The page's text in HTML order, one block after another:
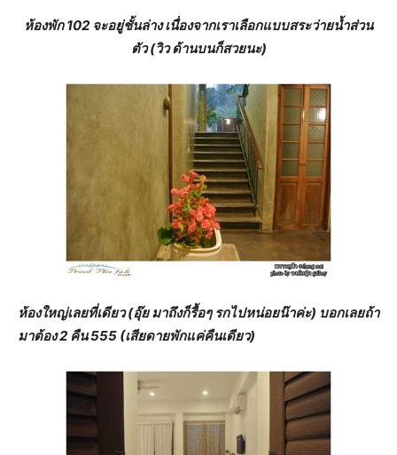
ห้องพัก 102 จะอยู่ชั้นล่าง เนื่องจากเราเลือกแบบสระว่ายน้ำส่วน
ตัว (วิว ด้านบนก็สวยนะ)
ห้องใหญ่เลยที่เดียว (อุ๊ย มาถึงก็รื้อๆ รกไปหน่อยน๊าค่ะ) บอกเลยถ้า
มาต้อง 2 คืน 555 (เสียดายพักแค่คืนเดียว)